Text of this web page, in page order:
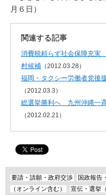
月６日）
関連する記事
消費税頼らず社会保障充
村候補 （2012.03.28）
福岡・タクシー労働者党後
（2012.03.3）
総選挙勝利へ 九州沖縄一
（2012.02.21）
要請・請願・政府交渉
国政報告
（オンライン含む）
宣伝・選挙